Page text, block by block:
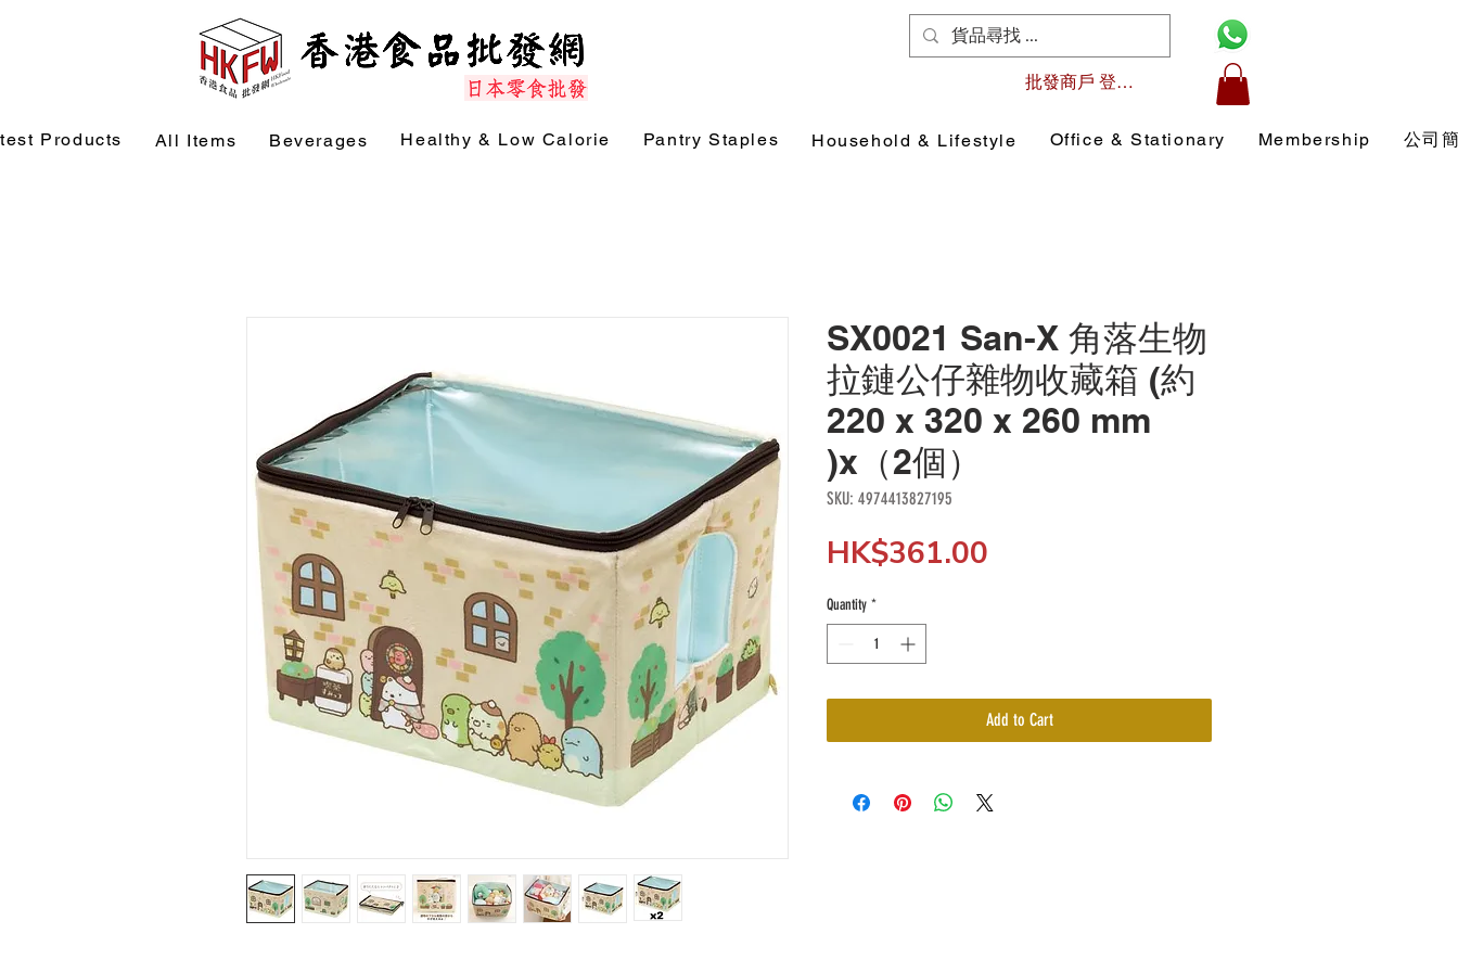
批發商戶 登入/註冊
Products All Items Beverages Healthy & Low Calorie Pantry Staples Household & Lifestyle Office & Stationary Membership 公司
SX0021 San-X 角落生物
拉鏈公仔雜物收藏箱 (約
220 x 320 x 260 mm
)x（2個）
SKU: 4974413827195
HK$361.00
Quantity *
Add to Cart